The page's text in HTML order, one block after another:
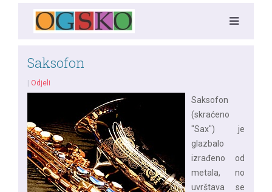
Saksofon
Odjeli
Saksofon
(skraćeno
"Sax") je
glazbalo
izrađeno od
metala, no
uvrštava se